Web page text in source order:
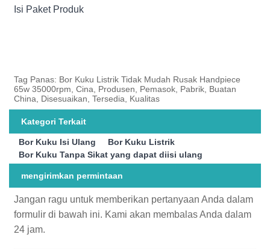
Isi Paket Produk
Tag Panas: Bor Kuku Listrik Tidak Mudah Rusak Handpiece
65w 35000rpm, Cina, Produsen, Pemasok, Pabrik, Buatan
China, Disesuaikan, Tersedia, Kualitas
Kategori Terkait
Bor Kuku Isi Ulang
Bor Kuku Listrik
Bor Kuku Tanpa Sikat yang dapat diisi ulang
mengirimkan permintaan
Jangan ragu untuk memberikan pertanyaan Anda dalam
formulir di bawah ini. Kami akan membalas Anda dalam
24 jam.